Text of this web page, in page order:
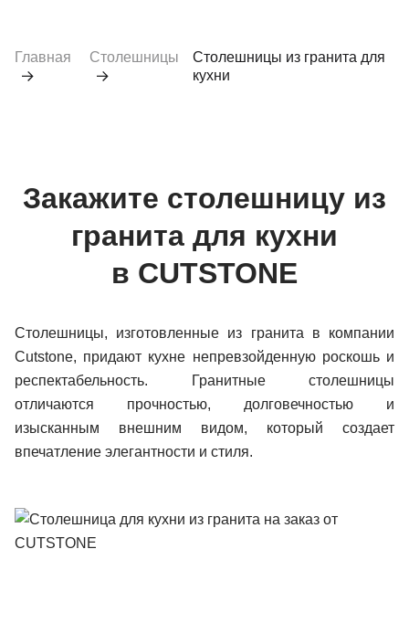
Главная Столешницы
Столешницы из гранита для
кухни
Закажите столешницу из
гранита для кухни
в CUTSTONE
Столешницы, изготовленные из гранита в компании
Cutstone, придают кухне непревзойденную роскошь и
респектабельность. Гранитные столешницы
отличаются прочностью, долговечностью и
изысканным внешним видом, который создает
впечатление элегантности и стиля.